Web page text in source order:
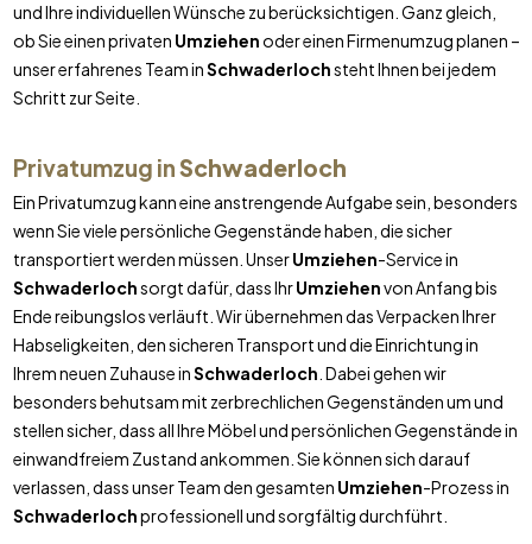
und Ihre individuellen Wünsche zu berücksichtigen. Ganz gleich,
ob Sie einen privaten Umziehenoder einen Firmenumzug planen –
unser erfahrenes Team inSchwaderlochsteht Ihnen bei jedem
Schritt zur Seite.
Privatumzug inSchwaderloch
Ein Privatumzug kann eine anstrengende Aufgabe sein, besonders
wenn Sie viele persönliche Gegenstände haben, die sicher
transportiert werden müssen. UnserUmziehen-Service in
Schwaderlochsorgt dafür, dass IhrUmziehenvon Anfang bis
Ende reibungslos verläuft. Wir übernehmen das Verpacken Ihrer
Habseligkeiten, den sicheren Transport und die Einrichtung in
Ihrem neuen Zuhause inSchwaderloch . Dabei gehen wir
besonders behutsam mit zerbrechlichen Gegenständen um und
stellen sicher, dass all Ihre Möbel und persönlichen Gegenstände in
einwandfreiem Zustand ankommen. Sie können sich darauf
verlassen, dass unser Team den gesamten Umziehen-Prozess in
Schwaderlochprofessionell und sorgfältig durchführt.